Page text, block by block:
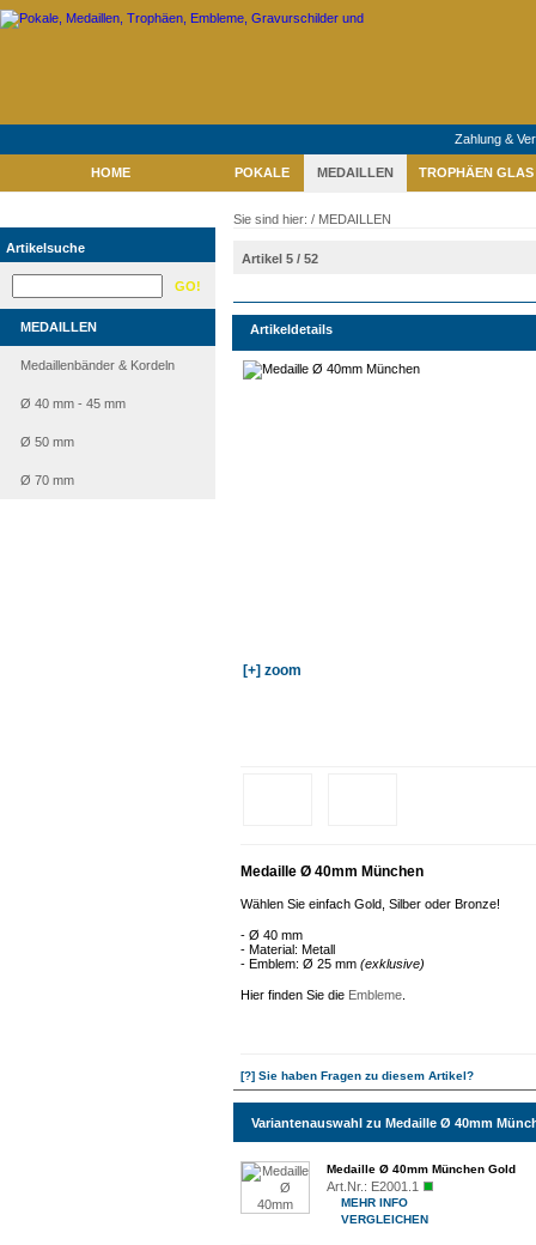
Zahlung &
HOME POKALE MEDAILLEN TROPHÄEN GLAS
Artikelsuche
MEDAILLEN
Medaillenbänder & Kordeln
Ø 40 mm - 45 mm
Ø 50 mm
Ø 70 mm
Sie sind hier: / MEDAILLEN
Artikel 5 / 52
Artikeldetails
[+] zoom
Medaille Ø 40mm München
Wählen Sie einfach Gold, Silber oder Bronze!
- Ø 40 mm
- Material: Metall
- Emblem: Ø 25 mm (exklusive)
Hier finden Sie die Embleme
[?] Sie haben Fragen zu diesem Artikel?
Variantenauswahl zu Medaille Ø 40mm
Medaille Ø 40mm München Gold
Art.Nr.: E2001.1
MEHR INFO
VERGLEICHEN